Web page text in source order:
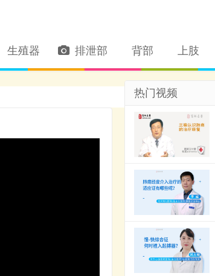
生殖器 排泄部 背部 上肢
热门视频